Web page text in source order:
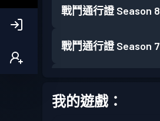
戰鬥通行證 Season 8
戰鬥通行證 Season 7
我的遊戲：